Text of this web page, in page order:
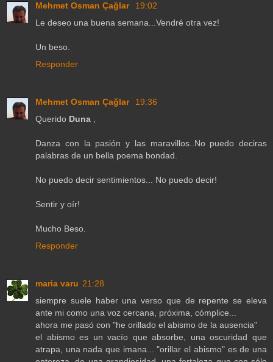
Mehmet Osman Çağlar
19:02
Le deseo una buena semana...Vendré otra vez!
Un beso.
Responder
Mehmet Osman Çağlar
19:36
Querido Duna ,
Danza con la pasión y las maravillos..No puedo deciras
palabras de un bella poema bondad.
No puedo decir sentimientos... No puedo decir!
Sentir y oír!
Mucho Beso.
Responder
maria varu 21:28
siempre suele haber una verso que de repente se eleva
ante mi como una voz cercana, próxima, cómplice...
ahora me pasó con "he orillado el abismo de la ausencia"
el abismo es un vacío que absorbe, una oscuridad que
atrapa, una nada que imana... "orillar el abismo" es de una